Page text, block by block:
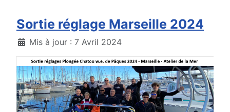
Sortie réglage Marseille 2024
DétailsMis à jour : 7 Avril 2024